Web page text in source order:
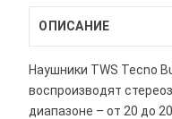
ОПИСАНИЕ
Наушники TWS Tecno
воспроизводят
диапазоне – от 20 до